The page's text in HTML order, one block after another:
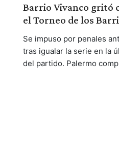
Barrio Vivanco gritó
el Torneo de los
Se impuso por penales
tras igualar la serie en la
del partido. Palermo